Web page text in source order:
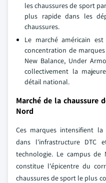
les chaussures de sport
plus rapide dans les
chaussures.
Le marché américain
concentration de
New Balance, Under
collectivement la
détail national.
Marché de la chaussure
Nord
Ces marques intensifient la
dans l'infrastructure DTC
technologie. Le campus de
constitue l'épicentre du
chaussures de sport le plus